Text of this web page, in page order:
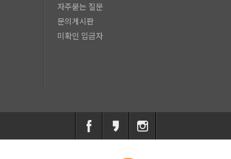
자주묻는 질문
문의게시판
미확인 입금자